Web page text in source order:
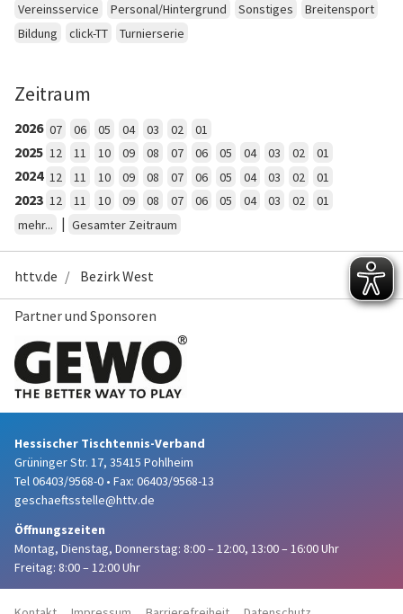
Vereinsservice
Personal/Hintergrund Sonstiges
Breitensport
Bildung
click-TT Turnierserie
Zeitraum
2026 07 06 05 04 03 02 01
2025 12 11 10 09 08 07 06 05 04 03 02 01
2024 12 11 10 09 08 07 06 05 04 03 02 01
2023 12 11 10 09 08 07 06 05 04 03 02
01
mehr...
| Gesamter Zeitraum
httv.de Bezirk West
Partner und Sponsoren
Hessischer Tischtennis-Verband
Grüninger Str. 17, 35415 Pohlheim
Tel 06403/9568-0 • Fax: 06403/9568-13
geschaeftsstelle@httv.de
Öffnungszeiten
Montag, Dienstag, Donnerstag: 8:00 – 12:00, 13:00 – 16:00 Uhr
Freitag: 8:00 – 12:00 Uhr